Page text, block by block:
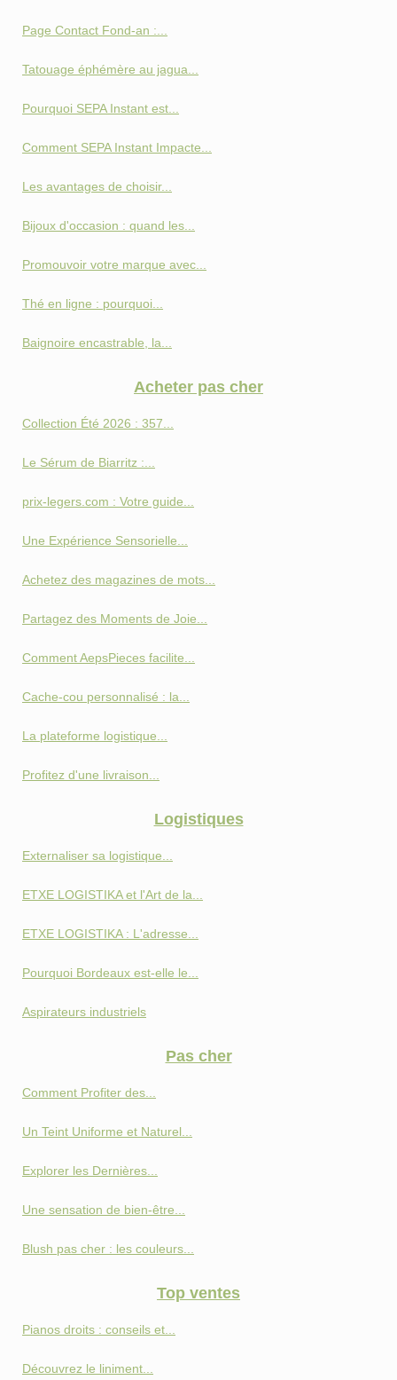
Page Contact Fond‑an :...
Tatouage éphémère au jagua...
Pourquoi SEPA Instant est...
Comment SEPA Instant Impacte...
Les avantages de choisir...
Bijoux d'occasion : quand les...
Promouvoir votre marque avec...
Thé en ligne : pourquoi...
Baignoire encastrable, la...
Acheter pas cher
Collection Été 2026 : 357...
Le Sérum de Biarritz :...
prix-legers.com : Votre guide...
Une Expérience Sensorielle...
Achetez des magazines de mots...
Partagez des Moments de Joie...
Comment AepsPieces facilite...
Cache-cou personnalisé : la...
La plateforme logistique...
Profitez d'une livraison...
Logistiques
Externaliser sa logistique...
ETXE LOGISTIKA et l'Art de la...
ETXE LOGISTIKA : L'adresse...
Pourquoi Bordeaux est-elle le...
Aspirateurs industriels
Pas cher
Comment Profiter des...
Un Teint Uniforme et Naturel...
Explorer les Dernières...
Une sensation de bien-être...
Blush pas cher : les couleurs...
Top ventes
Pianos droits : conseils et...
Découvrez le liniment...